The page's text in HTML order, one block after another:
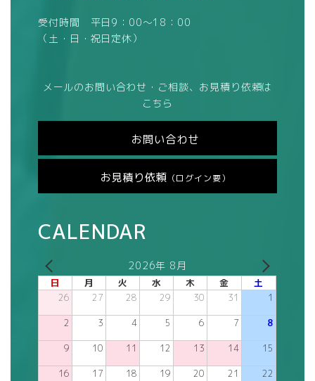
受付時間 平日9：00～18：00
（土・日・祝日定休）
メールのお問い合わせ・ご相談、お見積り依頼は
こちら
お問い合わせ
お見積り依頼 （ログイン要）
CALENDAR
2026年 8月
日 月 火 水 木 金 土
26 27 28 29 30 31 1
2 3 4 5 6 7 8
9 10 11 12 13 14 15
16 17 18 19 20 21 22